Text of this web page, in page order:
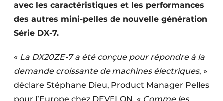
Fondations
Façades
Géotextiles
Infrastructures souterraines et égouttage
Protection solaire
avec les caractéristiques et les performances
des autres mini-pelles de nouvelle génération
Série DX-7.
« La DX20ZE-7 a été conçue pour répondre à la
demande croissante de machines électriques, »
déclare Stéphane Dieu, Product Manager Pelles
pour l’Europe chez DEVELON. « Comme les